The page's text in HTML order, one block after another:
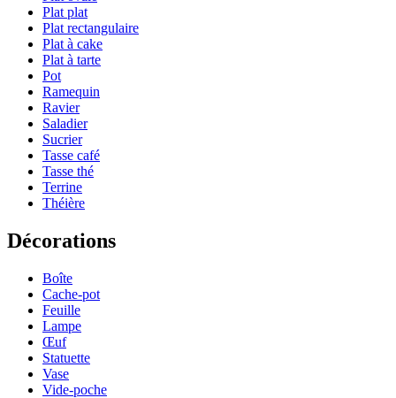
Plat plat
Plat rectangulaire
Plat à cake
Plat à tarte
Pot
Ramequin
Ravier
Saladier
Sucrier
Tasse café
Tasse thé
Terrine
Théière
Décorations
Boîte
Cache-pot
Feuille
Lampe
Œuf
Statuette
Vase
Vide-poche